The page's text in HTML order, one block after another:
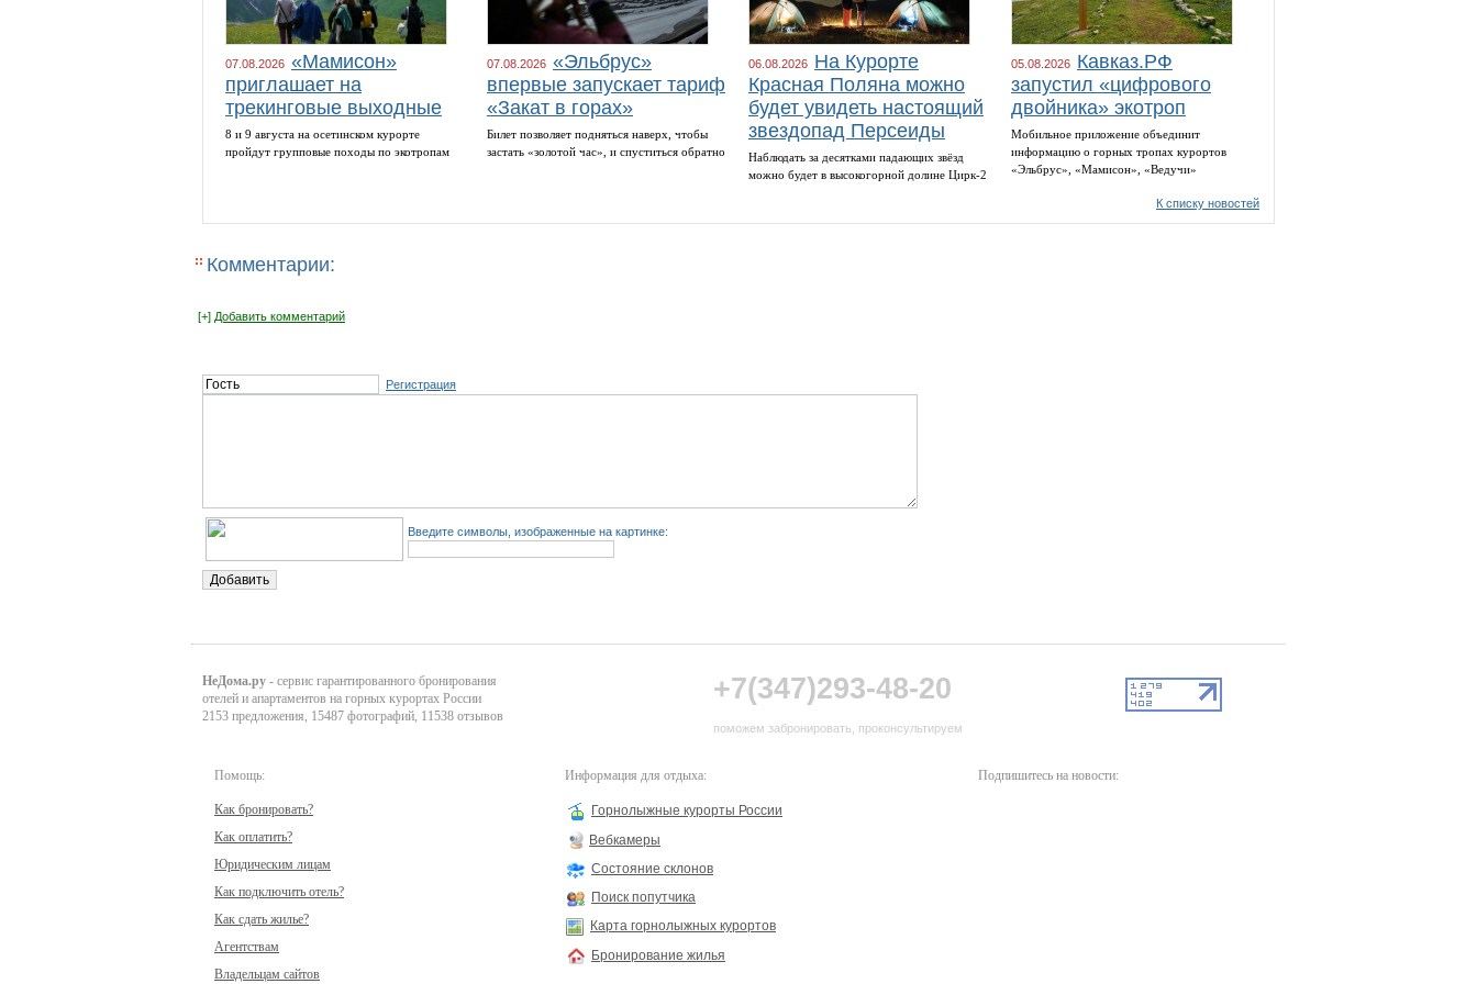
07.08.2026 «Мамисон»
приглашает на
трекинговые выходные
8 и 9 августа на осетинском курорте
пройдут групповые походы по экотропам
07.08.2026 «Эльбрус»
впервые запускает тариф
«Закат в горах»
Билет позволяет подняться наверх, чтобы
застать «золотой час», и спуститься обратно
06.08.2026 На Курорте
Красная Поляна можно
будет увидеть настоящий
звездопад Персеиды
Наблюдать за десятками падающих звёзд
можно будет в высокогорной долине Цирк-2
05.08.2026 Кавказ.РФ
запустил «цифрового
двойника» экотроп
Мобильное приложение объединит
информацию о горных тропах курортов
«Эльбрус», «Мамисон», «Ведучи»
К списку новостей
Комментарии:
[+] Добавить комментарий
Регистрация
Введите символы, изображенные на картинке:
НеДома.ру - сервис гарантированного бронирования
отелей и апартаментов на горных курортах России
2153 предложения, 15487 фотографий, 11538 отзывов
+7(347)293-48-20
поможем забронировать, проконсультируем
Помощь:
Как бронировать?
Как оплатить?
Юридическим лицам
Как подключить отель?
Как сдать жилье?
Агентствам
Владельцам сайтов
Информация для отдыха:
Горнолыжные курорты России
Вебкамеры
Состояние склонов
Поиск попутчика
Карта горнолыжных курортов
Бронирование жилья
Подпишитесь на новости: